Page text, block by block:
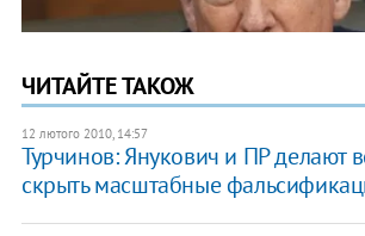
ЧИТАЙТЕ ТАКОЖ
12 лютого 2010, 14:57
Турчинов: Янукович и ПР делают
скрыть масштабные